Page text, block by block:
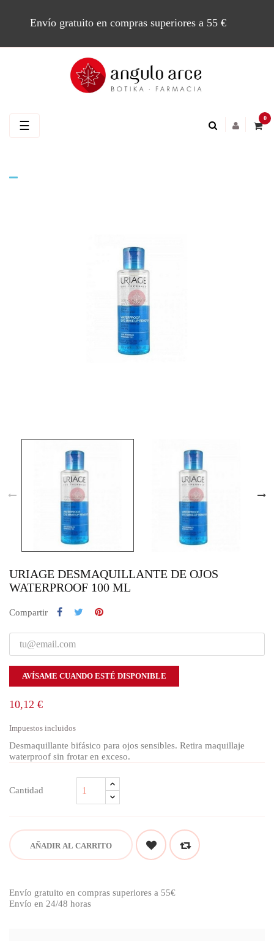
Envío gratuito en compras superiores a 55 €
0
Navegación
☰
URIAGE DESMAQUILLANTE DE OJOS
WATERPROOF 100 ML
Compartir
AVÍSAME CUANDO ESTÉ DISPONIBLE
10,12 €
Impuestos incluidos
Desmaquillante bifásico para ojos sensibles. Retira maquillaje
waterproof sin frotar en exceso.
Cantidad
AÑADIR AL CARRITO
Envío gratuito en compras superiores a 55€
Envío en 24/48 horas